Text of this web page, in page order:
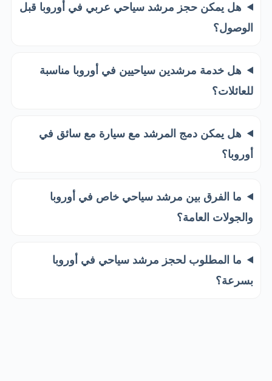
هل يمكن حجز مرشد سياحي عربي في أوروبا قبل
الوصول؟
هل خدمة مرشدين سياحيين في أوروبا مناسبة
للعائلات؟
هل يمكن دمج المرشد مع سيارة مع سائق في
أوروبا؟
ما الفرق بين مرشد سياحي خاص في أوروبا
والجولات العامة؟
ما المطلوب لحجز مرشد سياحي في أوروبا
بسرعة؟